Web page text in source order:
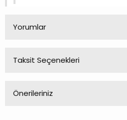
Yorumlar
Taksit Seçenekleri
Önerileriniz